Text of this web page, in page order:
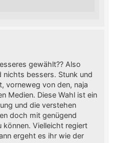
gewählt?? Also
nichts bessers. Stunk und
vorneweg von den, naja
Medien. Diese Wahl ist ein
und die verstehen
doch mit genügend
können. Vielleicht regiert
ergeht es ihr wie der